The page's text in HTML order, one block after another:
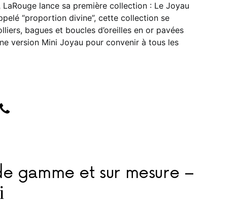
lance sa première collection : Le Joyau
“proportion divine”, cette collection se
bagues et boucles d’oreilles en or pavées
version Mini Joyau pour convenir à tous les
gamme et sur mesure –